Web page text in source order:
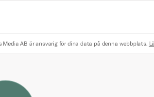
Media AB är ansvarig för dina data på denna webbplats.